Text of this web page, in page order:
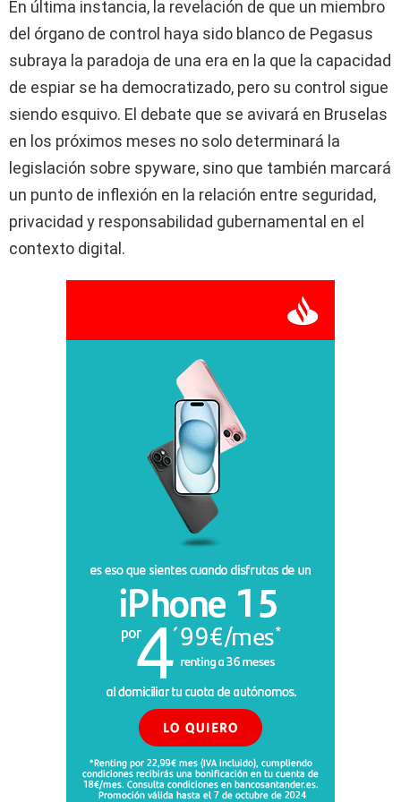
En última instancia, la revelación de que un miembro
del órgano de control haya sido blanco de Pegasus
subraya la paradoja de una era en la que la capacidad
de espiar se ha democratizado, pero su control sigue
siendo esquivo. El debate que se avivará en Bruselas
en los próximos meses no solo determinará la
legislación sobre spyware, sino que también marcará
un punto de inflexión en la relación entre seguridad,
privacidad y responsabilidad gubernamental en el
contexto digital.